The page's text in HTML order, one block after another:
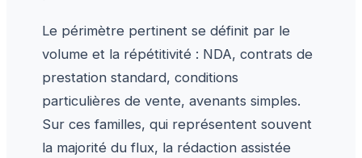
Le périmètre pertinent se définit par le
volume et la répétitivité : NDA, contrats de
prestation standard, conditions
particulières de vente, avenants simples.
Sur ces familles, qui représentent souvent
la majorité du flux, la rédaction assistée